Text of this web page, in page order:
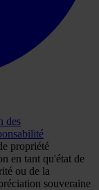
des
propriété
en tant qu'état de
ou de la
souveraine